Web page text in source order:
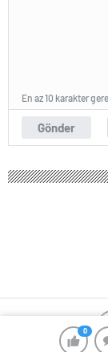
0
Gönder
En az 10 karakter